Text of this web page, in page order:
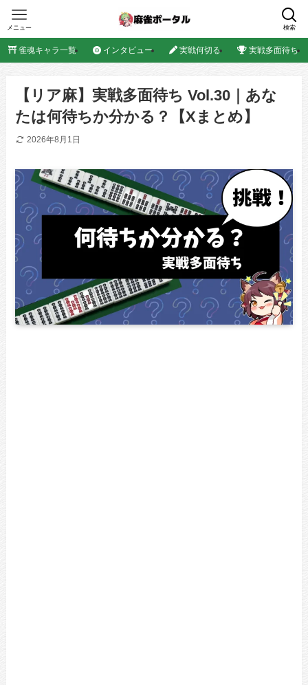
検索
メニュー
雀魂キャラ一覧 インタビュー 実戦何切る 実戦多面待ち
【リア麻】実戦多面待ち Vol.30｜あな
たは何待ちか分かる？【Xまとめ】
2026年8月1日